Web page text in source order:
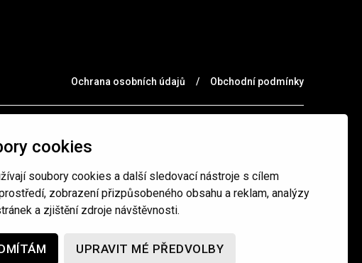
cookies
soubory cookies a další sledovací nástroje s cílem
zobrazení přizpůsobeného obsahu a reklam, analýzy
a zjištění zdroje návštěvnosti.
UPRAVIT MÉ PŘEDVOLBY
Ochrana osobních údajů / Obchodní podmínky